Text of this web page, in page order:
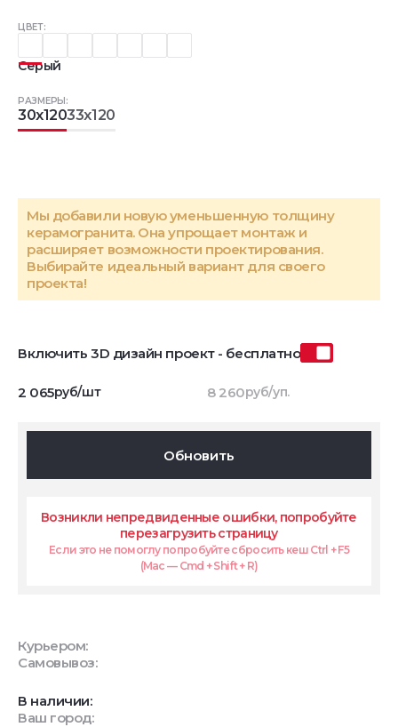
ЦВЕТ:
Серый
РАЗМЕРЫ:
30x12033x120
Мы добавили новую уменьшенную толщину
керамогранита. Она упрощает монтаж и
расширяет возможности проектирования.
Выбирайте идеальный вариант для своего
проекта!
Включить 3D дизайн проект - бесплатно
2 065руб/шт 8 260руб/уп.
Обновить
Возникли непредвиденные ошибки, попробуйте
перезагрузить страницу
Если это не помоглу попробуйте сбросить кеш Ctrl + F5
(Mac — Cmd + Shift + R)
Курьером:
Самовывоз:
В наличии:
Ваш город: